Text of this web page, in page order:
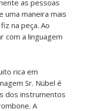
as pessoas
uma maneira mais
na peça. Ao
com a linguagem
rica em
Sr. Nübel é
dos instrumentos
A